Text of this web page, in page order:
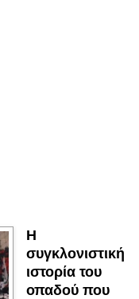
Η
συγκλονιστική
ιστορία του
οπαδού που